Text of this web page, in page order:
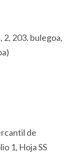
203. bulegoa,
de
1, Hoja SS